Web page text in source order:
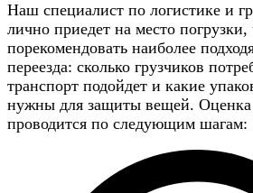
Наш специалист по логистике и
лично приедет на место
порекомендовать наиболее
переезда: сколько грузчиков
транспорт подойдет и какие
нужны для защиты вещей. Оценка
проводится по следующим шагам: